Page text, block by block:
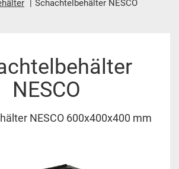
Schachtelbehälter NESCO
NESCO
NESCO 600x400x400 mm